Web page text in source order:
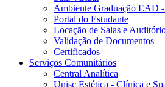
Ambiente Graduação EAD
Portal do Estudante
Locação de Salas e
Validação de Documentos
Certificados
Serviços Comunitários
Central Analítica
Unisc Estética - Clínica e